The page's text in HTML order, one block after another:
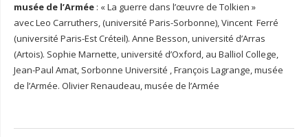
musée de l’Armée : « La guerre dans l’œuvre de Tolkien »
avec Leo Carruthers, (université Paris-Sorbonne), Vincent Ferré
(université Paris-Est Créteil). Anne Besson, université d’Arras
(Artois). Sophie Marnette, université d’Oxford, au Balliol College,
Jean-Paul Amat, Sorbonne Université , François Lagrange, musée
de l’Armée. Olivier Renaudeau, musée de l’Armée